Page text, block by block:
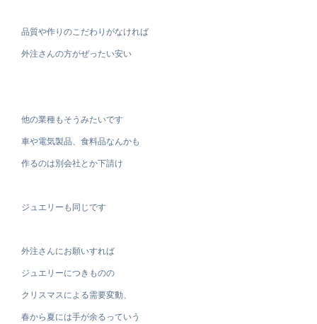
品質や作りのこだわりがなければ
外注さんの方がぜったい安い
他の業種もそうみたいです
車や電気製品、食料品なんかも
作るのは別会社とか下請け
ジュエリーも同じです
外注さんにお願いすれば
ジュエリーにつきものの
クリスマスによる需要変動、
春から夏には手が余るっていう